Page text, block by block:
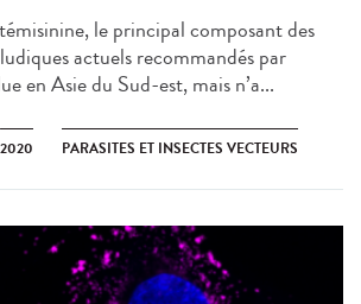
le principal composant des
actuels recommandés par
en Asie du Sud-est, mais n’a...
2020 PARASITES ET INSECTES VECTEURS